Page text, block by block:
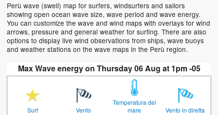
Perù wave (swell) map for surfers, windsurfers and sailors
showing open ocean wave size, wave period and wave energy.
You can customize the wave and wind maps with overlays for wind
arrows, pressure and general weather for surfing. There are also
options to display live wind observations from ships, wave buoys
and weather stations on the wave maps in the Perù region.
Max Wave energy on Thursday 06 Aug at 1pm -05
Surf Vento
Temperatura del
mare
Vento in diretta